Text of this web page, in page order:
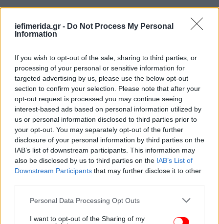
iefimerida.gr - Do Not Process My Personal
Information
If you wish to opt-out of the sale, sharing to third parties, or
processing of your personal or sensitive information for
targeted advertising by us, please use the below opt-out
section to confirm your selection. Please note that after your
opt-out request is processed you may continue seeing
interest-based ads based on personal information utilized by
us or personal information disclosed to third parties prior to
your opt-out. You may separately opt-out of the further
disclosure of your personal information by third parties on the
IAB’s list of downstream participants. This information may
also be disclosed by us to third parties on the IAB’s List of
Downstream Participants that may further disclose it to other
Please note that this website/app uses one or more Google
not limited to your visit or usage behaviour. You may click to
Personal Data Processing Opt Outs
I want to opt-out of the Sharing of my